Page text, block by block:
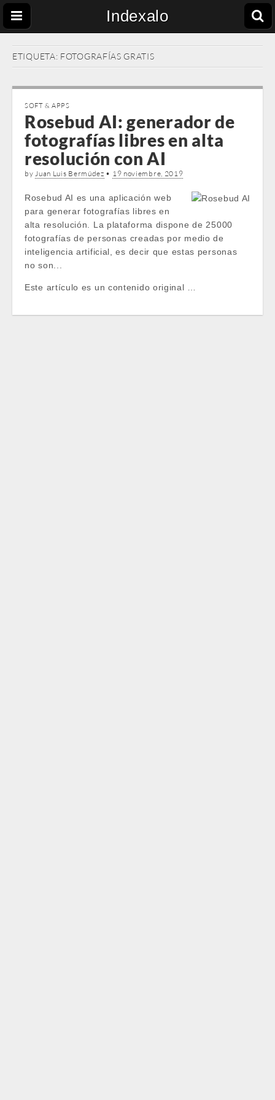
Indexalo
ETIQUETA: FOTOGRAFÍAS GRATIS
SOFT & APPS
Rosebud AI: generador de
fotografías libres en alta
resolución con AI
byJuan Luis Bermúdez • 19 noviembre, 2019
Rosebud AI es una aplicación web
para generar fotografías libres en
alta resolución. La plataforma dispone de 25000
fotografías de personas creadas por medio de
inteligencia artificial, es decir que estas personas
no son...
Este artículo es un contenido original …